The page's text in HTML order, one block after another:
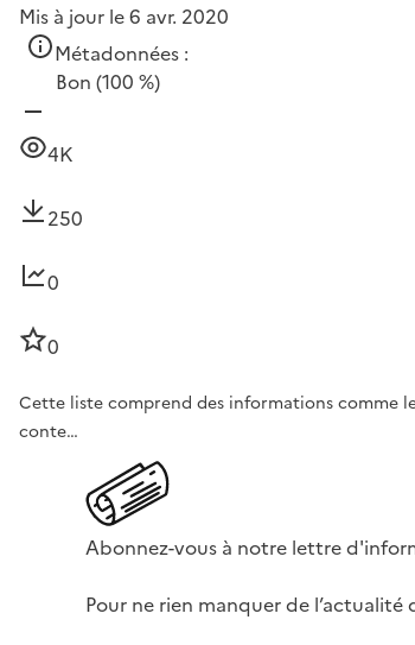
Mis à jour le 6 avr. 2020
Métadonnées :
Bon (100 %)
4K
250
0
0
Cette liste comprend des informations comme
conte…
Abonnez-vous à notre lettre
Pour ne rien manquer de